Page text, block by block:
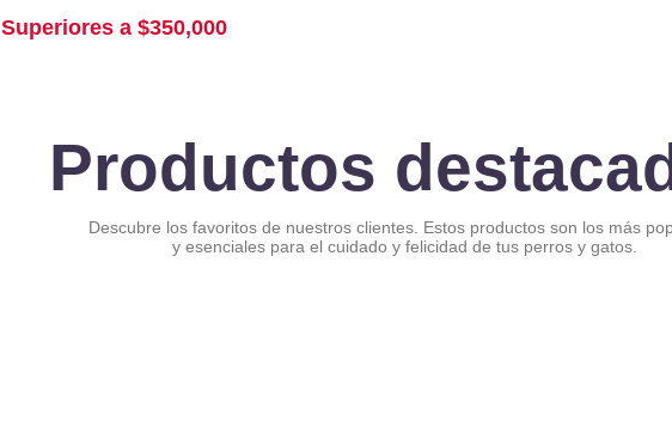
Superiores a $350,000
Productos
Descubre los favoritos de nuestros clientes. Estos productos son los más
y esenciales para el cuidado y felicidad de tus perros y gatos.